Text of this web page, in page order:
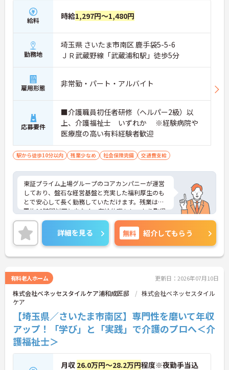
しないため、生活リズムを整えながら健康的に働き
続けることができます
・完全週休2日制（曜日固定）を採用していること
により、先々の予定が立てやすくプライベートの時
間をしっかりと確保できる環境です
【専門資格を活かした収入アップと明確なキャリア
形成が期待できます】
・介護福祉士資格手当が支給されるほか、年2回の
・サービス提供責任者や管理者へのキャリアアップ
も目指せます
スを軽減できます】
・記録票の提出やシフト確認をすべてスマートフォ
ンで行えるため、手書きの書類作成や事業所への移
動の手間が省けケア業務に集中できます
・定期的な面談を通じて上司がフォローする体制が
あり、訪問介護でありながら孤立することなくチー
ムの支援を受けながら業務に取り組めます
給料 時給1,297円～1,480円
勤務地
埼玉県 さいたま市南区 鹿手袋5-5-6
ＪＲ武蔵野線「武蔵浦和駅」徒歩5分
雇用形態 非常勤・パート・アルバイト
応募要件
■介護職員初任者研修（ヘルパー2級）以
上、介護福祉士 いずれか ※経験病院や
医療度の高い有料経験者歓迎
駅から徒歩10分以内 残業少なめ 社会保険完備 交通費支給
東証プライム上場グループのコアカンパニーが運営
しており、盤石な経営基盤と充実した福利厚生のも
とで安心して長く勤務していただけます。残業は月
平均10時間以下と少なく、有給休暇もしっかり取得
できる環境です。現場は温かみのある雰囲気で介護
を深く理解したスタッフが多く在籍しており、病院
や医療度の高い施設でのご経験を存分に活かしてい
ただけます。階層別や職種別の研修制度が充実して
いるほか、女性管理職も多数活躍しており、育休取
せたキャリア形成を応援する体制が整っています。
夜勤手当等の各種手当も充実しているため、上場グ
ループならではの安定した環境で、これまでの経験
を活かしながらしっかりと収入を得たい方に大変お
すすめの求人です。
★おすすめPOINT★
【上場グループの安定基盤と抜群のアクセス】
・全国70施設以上を運営する大手グループのため安
心して長く勤務できます
・駅から徒歩5分とアクセスが良く毎日の通勤負担
詳細を見る 無料 紹介してもらう
有料老人ホーム 更新日：2026年07月10日
株式会社ベネッセスタイルケア浦和成匠邸
株式会社ベネッセスタイル
ケア
【埼玉県／さいたま市南区】専門性を磨いて年収
アップ！「学び」と「実践」で介護のプロへ＜介
護福祉士＞
月収 26.0万円～28.2万円程度※夜勤手当込